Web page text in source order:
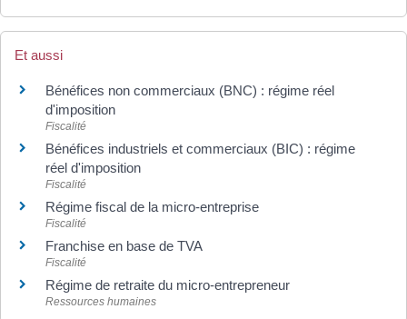
Et aussi
Bénéfices non commerciaux (BNC) : régime réel
d'imposition
Fiscalité
Bénéfices industriels et commerciaux (BIC) : régime
réel d'imposition
Fiscalité
Régime fiscal de la micro-entreprise
Fiscalité
Franchise en base de TVA
Fiscalité
Régime de retraite du micro-entrepreneur
Ressources humaines